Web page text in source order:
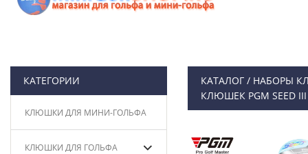
КАТЕГОРИИ
КЛЮШКИ ДЛЯ МИНИ-ГОЛЬФА
КЛЮШКИ ДЛЯ ГОЛЬФА
КАТАЛОГ/ НАБОРЫ
КЛЮШЕК PGM SEED